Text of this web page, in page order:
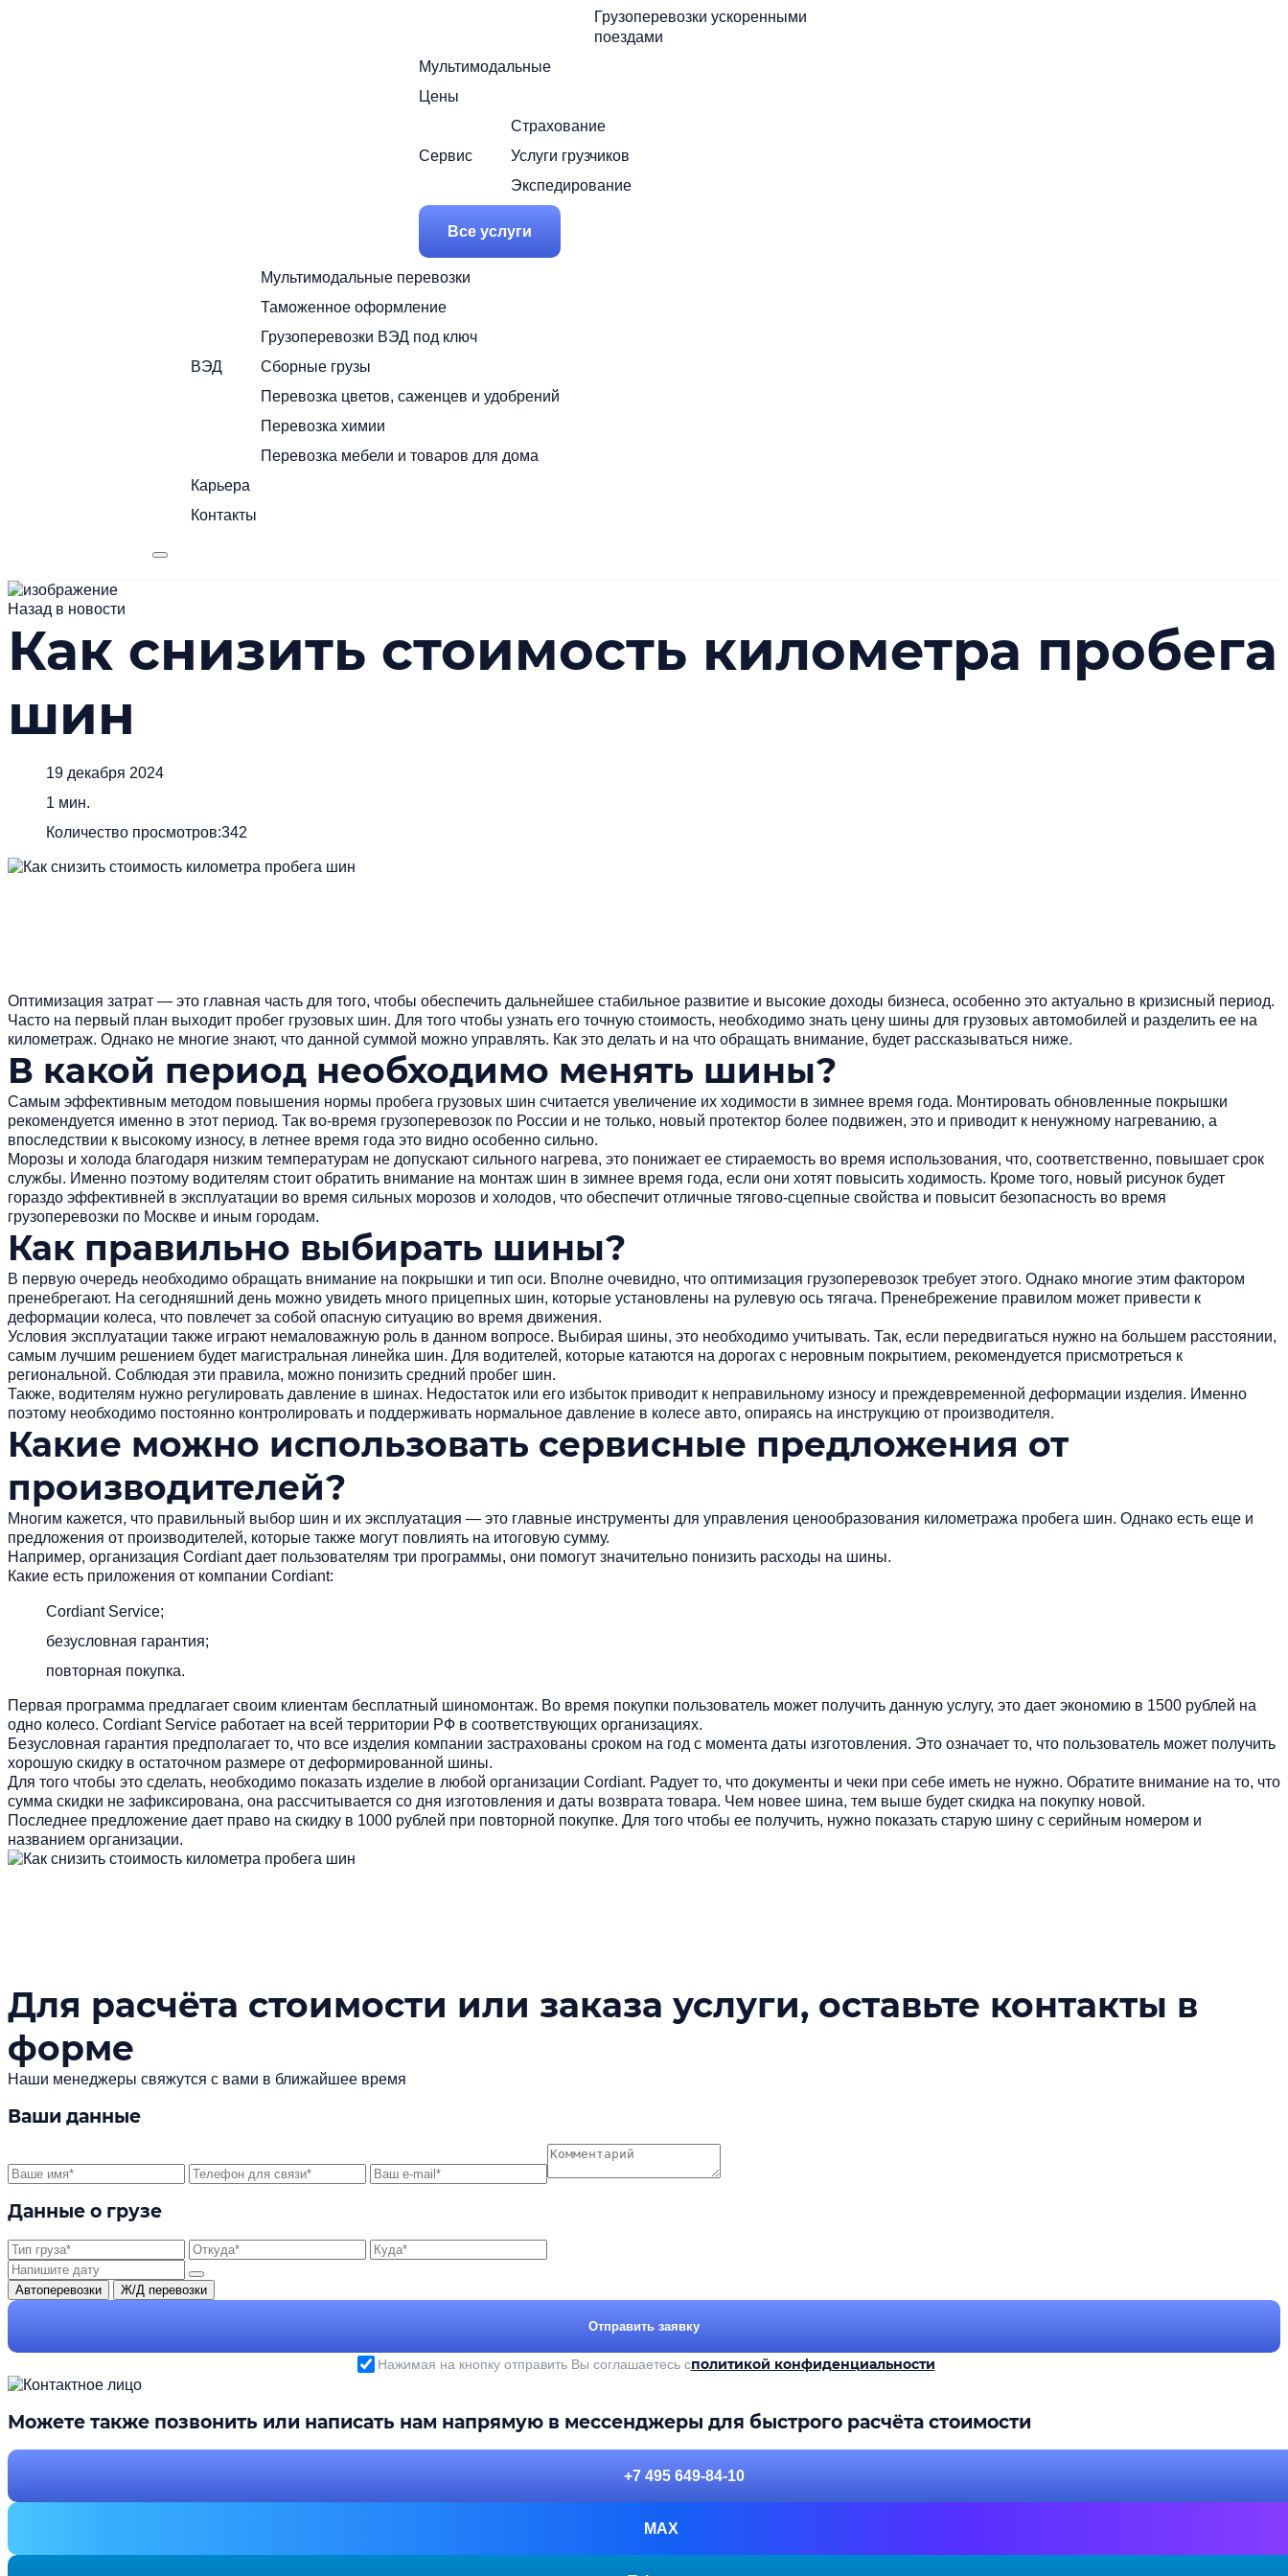
Грузоперевозки ускоренными
поездами
Мультимодальные
Цены
Сервис
Страхование
Услуги грузчиков
Экспедирование
Все услуги
ВЭД
Мультимодальные перевозки
Таможенное оформление
Грузоперевозки ВЭД под ключ
Сборные грузы
Перевозка цветов, саженцев и удобрений
Перевозка химии
Перевозка мебели и товаров для дома
Карьера
Контакты
Назад в новости
Как снизить стоимость километра пробега
шин
19 декабря 2024
1 мин.
Количество просмотров:342
Оптимизация затрат — это главная часть для того, чтобы обеспечить дальнейшее стабильное развитие и высокие доходы бизнеса, особенно это актуально в кризисный период.
Часто на первый план выходит пробег грузовых шин. Для того чтобы узнать его точную стоимость, необходимо знать цену шины для грузовых автомобилей и разделить ее на
километраж. Однако не многие знают, что данной суммой можно управлять. Как это делать и на что обращать внимание, будет рассказываться ниже.
В какой период необходимо менять шины?
Самым эффективным методом повышения нормы пробега грузовых шин считается увеличение их ходимости в зимнее время года. Монтировать обновленные покрышки
рекомендуется именно в этот период. Так во-время грузоперевозок по России и не только, новый протектор более подвижен, это и приводит к ненужному нагреванию, а
впоследствии к высокому износу, в летнее время года это видно особенно сильно.
Морозы и холода благодаря низким температурам не допускают сильного нагрева, это понижает ее стираемость во время использования, что, соответственно, повышает срок
службы. Именно поэтому водителям стоит обратить внимание на монтаж шин в зимнее время года, если они хотят повысить ходимость. Кроме того, новый рисунок будет
гораздо эффективней в эксплуатации во время сильных морозов и холодов, что обеспечит отличные тягово-сцепные свойства и повысит безопасность во время
грузоперевозки по Москве и иным городам.
Как правильно выбирать шины?
В первую очередь необходимо обращать внимание на покрышки и тип оси. Вполне очевидно, что оптимизация грузоперевозок требует этого. Однако многие этим фактором
пренебрегают. На сегодняшний день можно увидеть много прицепных шин, которые установлены на рулевую ось тягача. Пренебрежение правилом может привести к
деформации колеса, что повлечет за собой опасную ситуацию во время движения.
Условия эксплуатации также играют немаловажную роль в данном вопросе. Выбирая шины, это необходимо учитывать. Так, если передвигаться нужно на большем расстоянии,
самым лучшим решением будет магистральная линейка шин. Для водителей, которые катаются на дорогах с неровным покрытием, рекомендуется присмотреться к
региональной. Соблюдая эти правила, можно понизить средний пробег шин.
Также, водителям нужно регулировать давление в шинах. Недостаток или его избыток приводит к неправильному износу и преждевременной деформации изделия. Именно
поэтому необходимо постоянно контролировать и поддерживать нормальное давление в колесе авто, опираясь на инструкцию от производителя.
Какие можно использовать сервисные предложения от
производителей?
Многим кажется, что правильный выбор шин и их эксплуатация — это главные инструменты для управления ценообразования километража пробега шин. Однако есть еще и
предложения от производителей, которые также могут повлиять на итоговую сумму.
Например, организация Cordiant дает пользователям три программы, они помогут значительно понизить расходы на шины.
Какие есть приложения от компании Cordiant:
Cordiant Service;
безусловная гарантия;
повторная покупка.
Первая программа предлагает своим клиентам бесплатный шиномонтаж. Во время покупки пользователь может получить данную услугу, это дает экономию в 1500 рублей на
одно колесо. Cordiant Service работает на всей территории РФ в соответствующих организациях.
Безусловная гарантия предполагает то, что все изделия компании застрахованы сроком на год с момента даты изготовления. Это означает то, что пользователь может получить
хорошую скидку в остаточном размере от деформированной шины.
Для того чтобы это сделать, необходимо показать изделие в любой организации Cordiant. Радует то, что документы и чеки при себе иметь не нужно. Обратите внимание на то, что
сумма скидки не зафиксирована, она рассчитывается со дня изготовления и даты возврата товара. Чем новее шина, тем выше будет скидка на покупку новой.
Последнее предложение дает право на скидку в 1000 рублей при повторной покупке. Для того чтобы ее получить, нужно показать старую шину с серийным номером и
названием организации.
Для расчёта стоимости или заказа услуги, оставьте контакты в
форме
Наши менеджеры свяжутся с вами в ближайшее время
Ваши данные
Данные о грузе
Автоперевозки Ж/Д перевозки
Отправить заявку
Нажимая на кнопку отправить Вы соглашаетесь сполитикой конфиденциальности
Можете также позвонить или написать нам напрямую в мессенджеры для быстрого расчёта стоимости
+7 495 649-84-10
MAX